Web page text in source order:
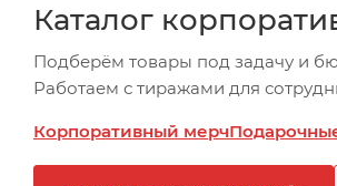
Каталог
Подберём товары под задачу и
Работаем с тиражами для
Корпоративный мерч